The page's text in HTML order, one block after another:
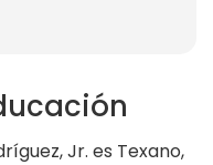
Jr. es Texano,